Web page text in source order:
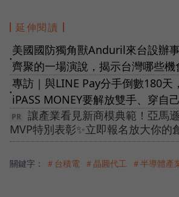
延伸閱讀
●
美國國防獨角獸Anduril來台設辦
齊聚的一場演說，揭示台灣哪些機
●
專訪｜與LINE Pay分手倒數180天
iPASS MONEY要解放雙手、穿自
讓產業看見新商模典範！亞馬
MVP特別表彰✨立即報名放大你的
關鍵字： ＃台積電 ＃晶圓代工 ＃半導體產